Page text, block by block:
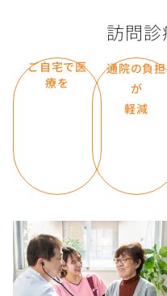
訪問
ご自宅で医
療を
通院の負担
が
軽減